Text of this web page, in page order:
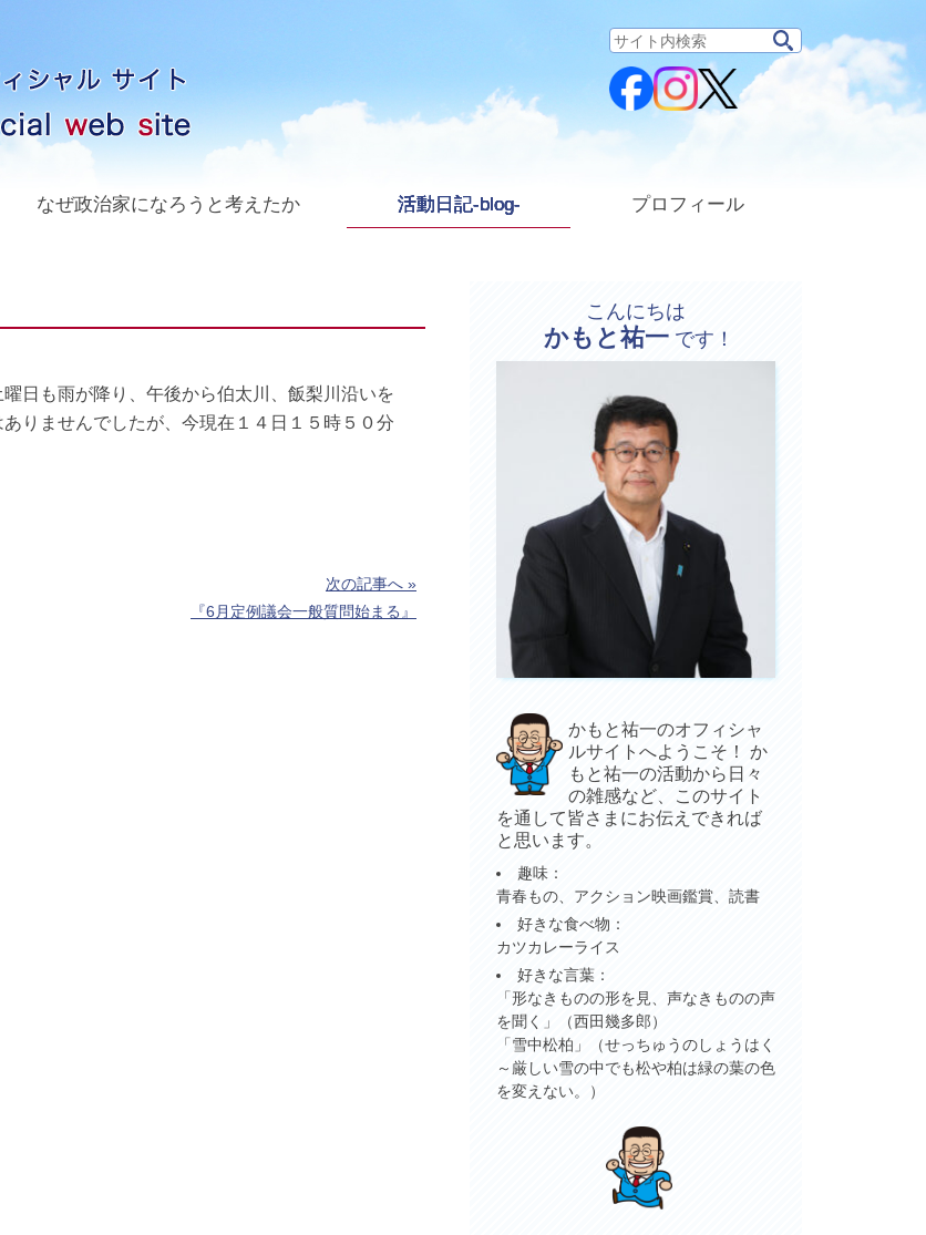
サ
ト
内
検
なぜ政治家になろうと考えたか 活動日記-blog- プロフィール
日も雨が降り、午後から伯太川、飯梨川沿いを
りませんでしたが、今現在１４日１５時５０分
次の記事へ »
『6月定例議会一般質問始まる』
こんにちは
プ
ロ
かもと祐一 です！
かもと祐一のオフィシャ
ルサイトへようこそ！ か
もと祐一の活動から日々
の雑感など、このサイト
を通して皆さまにお伝えできれば
と思います。
趣味：
青春もの、アクション映画鑑賞、読書
好きな食べ物：
カツカレーライス
好きな言葉：
「形なきものの形を見、声なきものの声
を聞く」（西田幾多郎）
「雪中松柏」（せっちゅうのしょうはく
～厳しい雪の中でも松や柏は緑の葉の色
を変えない。）